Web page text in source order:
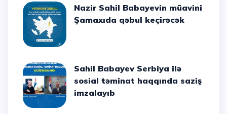
Nazir Sahil Babayevin müavini
Şamaxıda qəbul keçirəcək
Sahil Babayev Serbiya ilə
sosial təminat haqqında saziş
imzalayıb